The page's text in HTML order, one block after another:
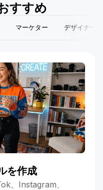
すすめ
マーケター デザイナー
を作成
、Instagram、